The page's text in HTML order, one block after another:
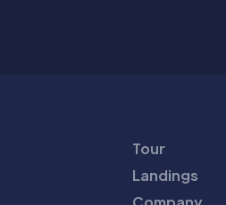
Tour
Landings